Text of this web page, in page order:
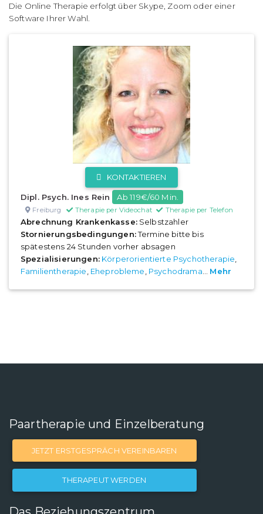
Die Online Therapie erfolgt über Skype, Zoom oder einer
Software Ihrer Wahl.
KONTAKTIEREN
Dipl. Psych. Ines Rein Ab 119€/60 Min.
Freiburg Therapie per Videochat Therapie per Telefon
Abrechnung Krankenkasse:Selbstzahler
Stornierungsbedingungen:Termine bitte bis
spätestens 24 Stunden vorher absagen
Spezialisierungen: Körperorientierte Psychotherapie
Familientherapie Eheprobleme Psychodrama Mehr
Paartherapie und Einzelberatung
JETZT ERSTGESPRÄCH VEREINBAREN
THERAPEUT WERDEN